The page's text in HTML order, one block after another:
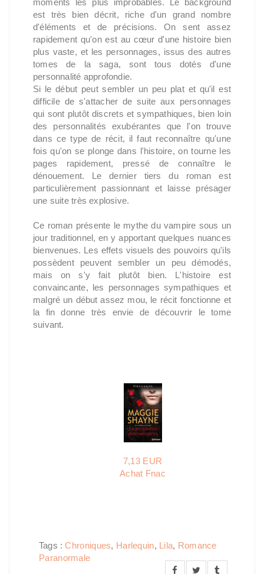
moments les plus improbables. Le background
est très bien décrit, riche d'un grand nombre
d'éléments et de précisions. On sent assez
rapidement qu'on est au cœur d'une histoire bien
plus vaste, et les personnages, issus des autres
tomes de la saga, sont tous dotés d'une
personnalité approfondie.
Si le début peut sembler un peu plat et qu'il est
difficile de s'attacher de suite aux personnages
qui sont plutôt discrets et sympathiques, bien loin
des personnalités exubérantes que l'on trouve
dans ce type de récit, il faut reconnaître qu'une
fois qu'on se plonge dans l'histoire, on tourne les
pages rapidement, pressé de connaître le
dénouement. Le dernier tiers du roman est
particulièrement passionnant et laisse présager
une suite très explosive.
Ce roman présente le mythe du vampire sous un
jour traditionnel, en y apportant quelques nuances
bienvenues. Les effets visuels des pouvoirs qu'ils
possèdent peuvent sembler un peu démodés,
mais on s'y fait plutôt bien. L'histoire est
convaincante, les personnages sympathiques et
malgré un début assez mou, le récit fonctionne et
la fin donne très envie de découvrir le tome
suivant.
7,13 EUR
Achat Fnac
Tags :Chroniques, Harlequin, Lila, Romance
Paranormale